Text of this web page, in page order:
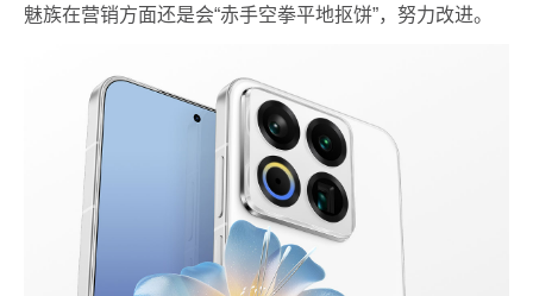
魅族在营销方面还是会“赤手空拳平地抠饼”，努力改进。